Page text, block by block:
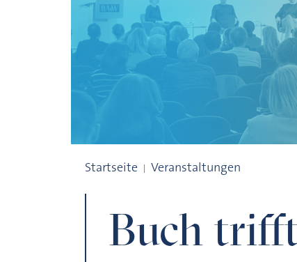
Startseite Veranstaltungen
Buch